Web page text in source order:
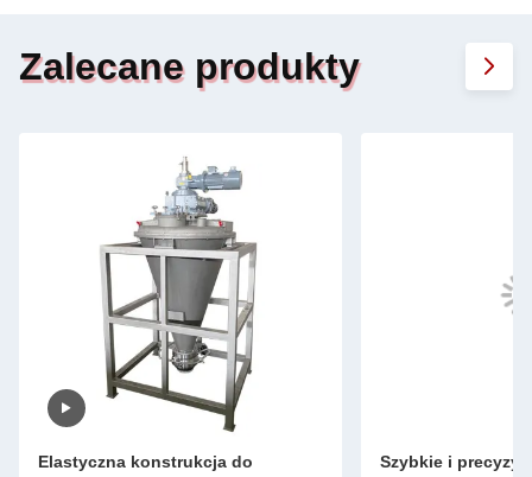
Zalecane produkty
Elastyczna konstrukcja do
Szybkie i